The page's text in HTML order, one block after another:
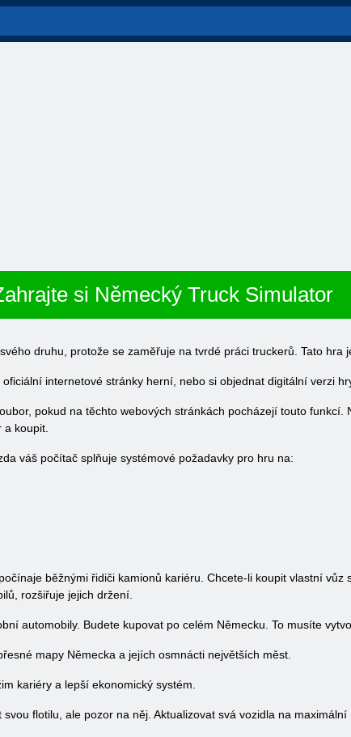
si Německý Truck Simulator
druhu, protože se zaměřuje na tvrdé práci truckerů. Tato hra
internetové stránky herní, nebo si objednat digitální verzi
pokud na těchto webových stránkách pocházejí touto
koupit.
váš počítač splňuje systémové požadavky pro hru na:
běžnými řidiči kamionů kariéru. Chcete-li koupit vlastní
rozšiřuje jejich držení.
automobily. Budete kupovat po celém Německu. To musíte
mapy Německa a jejích osmnácti největších měst.
kariéry a lepší ekonomický systém.
flotilu, ale pozor na něj. Aktualizovat svá vozidla na